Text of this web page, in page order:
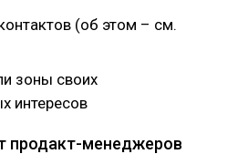
(об этом – см.
зоны своих
интересов
продакт-менеджеров